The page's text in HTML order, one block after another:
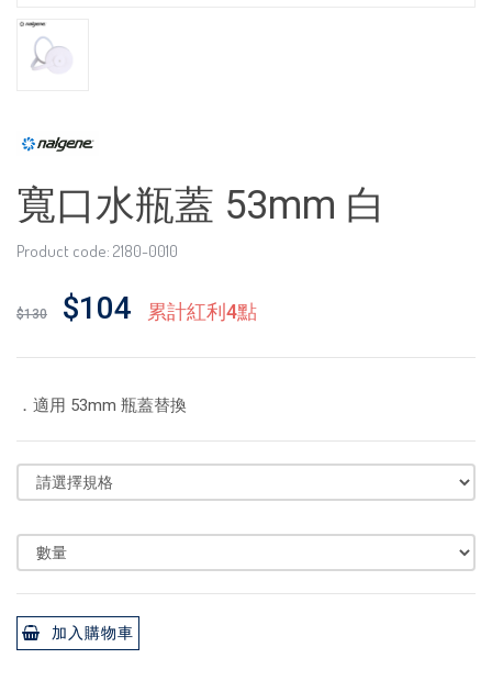
寬口水瓶蓋 53mm 白
Product code: 2180-0010
$130 $104 累計紅利4點
．適用 53mm 瓶蓋替換
加入購物車